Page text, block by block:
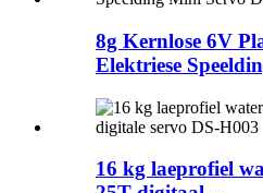
8g Kernlose 6V
Elektriese
16 kg laeprofiel